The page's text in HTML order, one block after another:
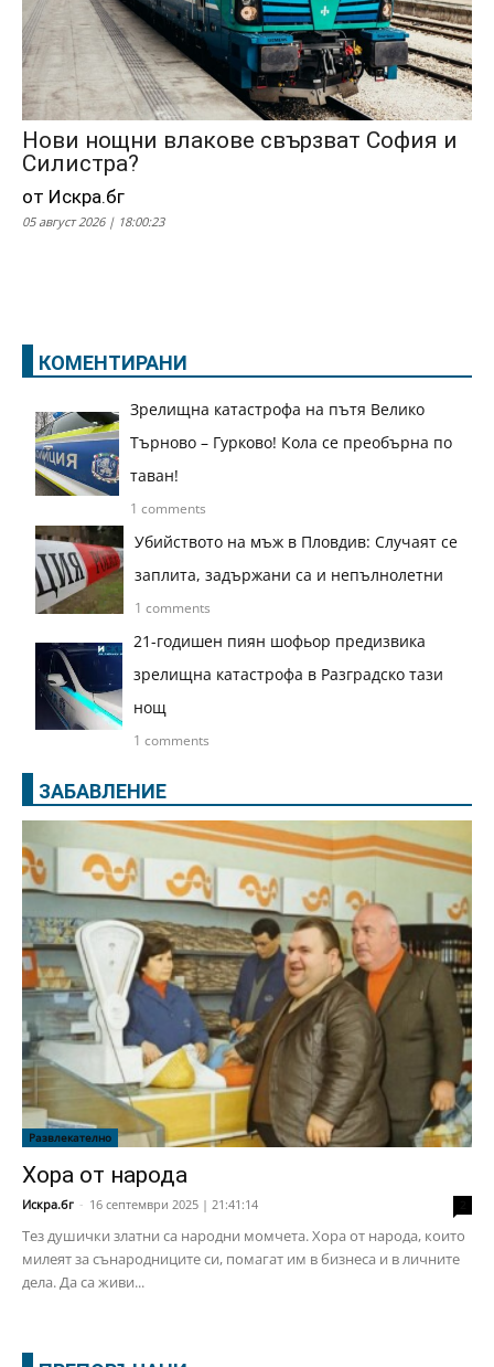
Нови нощни влакове свързват София и
Силистра?
от Искра.бг
05 август 2026 | 18:00:23
КОМЕНТИРАНИ
Зрелищна катастрофа на пътя Велико
Търново – Гурково! Кола се преобърна по
таван!
1 comments
Убийството на мъж в Пловдив: Случаят се
заплита, задържани са и непълнолетни
1 comments
21-годишен пиян шофьор предизвика
зрелищна катастрофа в Разградско тази
нощ
1 comments
ЗАБАВЛЕНИЕ
Развлекателно
Хора от народа
Искра.бг - 16 септември 2025 | 21:41:14
Тез душички златни са народни момчета. Хора от народа, които
милеят за сънародниците си, помагат им в бизнеса и в личните
дела. Да са живи...